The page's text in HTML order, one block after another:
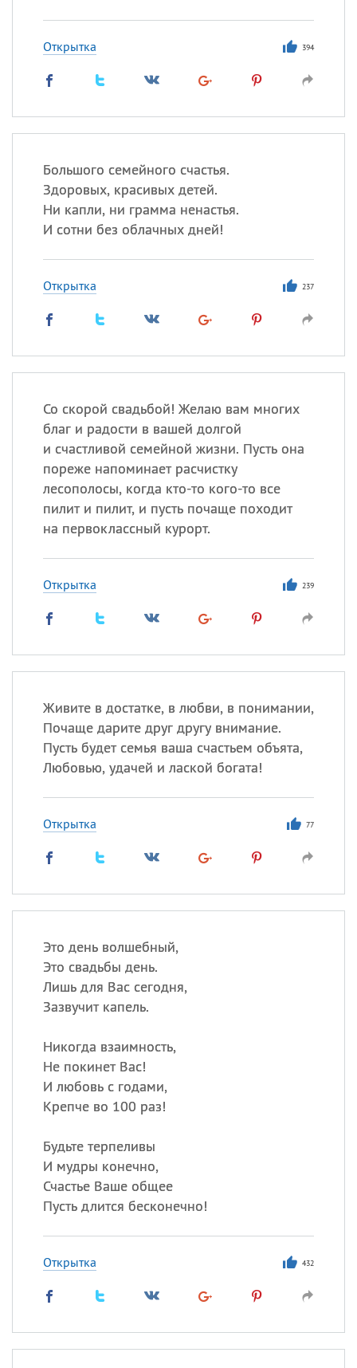
Открытка 394
Большого семейного счастья.
Здоровых, красивых детей.
Ни капли, ни грамма ненастья.
И сотни без облачных дней!
Открытка 237
Со скорой свадьбой! Желаю вам многих
благ и радости в вашей долгой
и счастливой семейной жизни. Пусть она
пореже напоминает расчистку
лесополосы, когда кто-то кого-то все
пилит и пилит, и пусть почаще походит
на первоклассный курорт.
Открытка 239
Живите в достатке, в любви, в понимании,
Почаще дарите друг другу внимание.
Пусть будет семья ваша счастьем объята,
Любовью, удачей и лаской богата!
Открытка 77
Это день волшебный,
Это свадьбы день.
Лишь для Вас сегодня,
Зазвучит капель.
Никогда взаимность,
Не покинет Вас!
И любовь с годами,
Крепче во 100 раз!
Будьте терпеливы
И мудры конечно,
Счастье Ваше общее
Пусть длится бесконечно!
Открытка 432